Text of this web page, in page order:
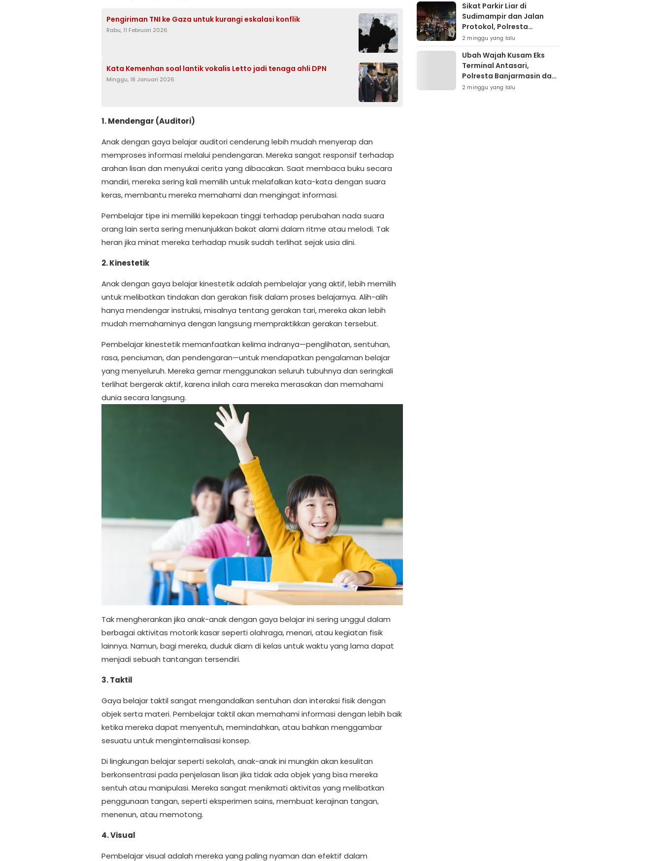
Pengiriman TNI ke Gaza untuk kurangi eskalasi konflik
Rabu, 11 Februari 2026
Kata Kemenhan soal lantik vokalis Letto jadi tenaga ahli DPN
Minggu, 18 Januari 2026
1. Mendengar (Auditori)
Anak dengan gaya belajar auditori cenderung lebih mudah menyerap dan
memproses informasi melalui pendengaran. Mereka sangat responsif terhadap
arahan lisan dan menyukai cerita yang dibacakan. Saat membaca buku secara
mandiri, mereka sering kali memilih untuk melafalkan kata-kata dengan suara
keras, membantu mereka memahami dan mengingat informasi.
Pembelajar tipe ini memiliki kepekaan tinggi terhadap perubahan nada suara
orang lain serta sering menunjukkan bakat alami dalam ritme atau melodi. Tak
heran jika minat mereka terhadap musik sudah terlihat sejak usia dini.
2. Kinestetik
Anak dengan gaya belajar kinestetik adalah pembelajar yang aktif, lebih memilih
untuk melibatkan tindakan dan gerakan fisik dalam proses belajarnya. Alih-alih
hanya mendengar instruksi, misalnya tentang gerakan tari, mereka akan lebih
mudah memahaminya dengan langsung mempraktikkan gerakan tersebut.
Pembelajar kinestetik memanfaatkan kelima indranya—penglihatan, sentuhan,
rasa, penciuman, dan pendengaran—untuk mendapatkan pengalaman belajar
yang menyeluruh. Mereka gemar menggunakan seluruh tubuhnya dan seringkali
terlihat bergerak aktif, karena inilah cara mereka merasakan dan memahami
dunia secara langsung.
Tak mengherankan jika anak-anak dengan gaya belajar ini sering unggul dalam
berbagai aktivitas motorik kasar seperti olahraga, menari, atau kegiatan fisik
lainnya. Namun, bagi mereka, duduk diam di kelas untuk waktu yang lama dapat
menjadi sebuah tantangan tersendiri.
3. Taktil
Gaya belajar taktil sangat mengandalkan sentuhan dan interaksi fisik dengan
objek serta materi. Pembelajar taktil akan memahami informasi dengan lebih baik
ketika mereka dapat menyentuh, memindahkan, atau bahkan menggambar
sesuatu untuk menginternalisasi konsep.
Di lingkungan belajar seperti sekolah, anak-anak ini mungkin akan kesulitan
berkonsentrasi pada penjelasan lisan jika tidak ada objek yang bisa mereka
sentuh atau manipulasi. Mereka sangat menikmati aktivitas yang melibatkan
penggunaan tangan, seperti eksperimen sains, membuat kerajinan tangan,
menenun, atau memotong.
4. Visual
Pembelajar visual adalah mereka yang paling nyaman dan efektif dalam
Sikat Parkir Liar di
Sudimampir dan Jalan
Protokol, Polresta
Banjarmasin Mobilisasi
Tim Gabungan
2 minggu yang lalu
Ubah Wajah Kusam Eks
Terminal Antasari,
Polresta Banjarmasin dan
Warga Sapu Bersih
2 minggu yang lalu